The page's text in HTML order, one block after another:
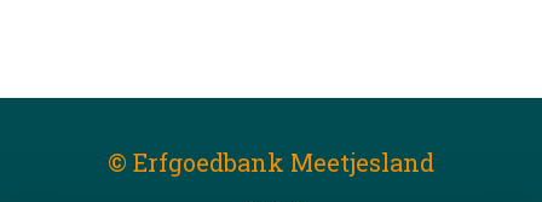
© Erfgoedbank Meetjesland